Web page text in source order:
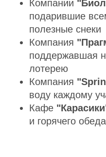
Компании
подарившие
полезные снеки
Компания
поддержавшая
лотерею
Компания
воду каждому
Кафе "
и горячего